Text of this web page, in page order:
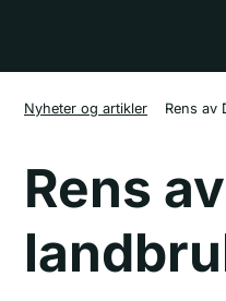
Nyheter og artikler Rens av
Rens